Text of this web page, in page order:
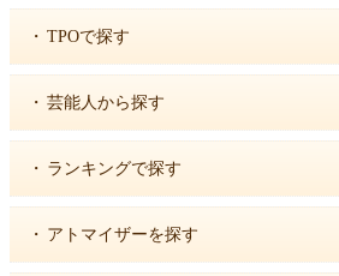
・ TPOで探す
・ 芸能人から探す
・ ランキングで探す
・ アトマイザーを探す